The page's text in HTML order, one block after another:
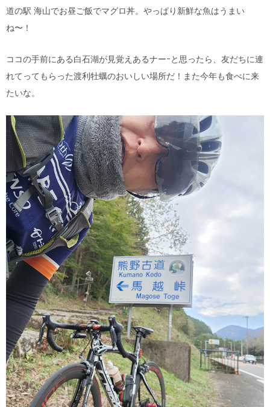
道の駅 海山でお昼ご飯でマグロ丼。やっぱり新鮮な魚はうまい
ね〜！
ココの手前にある白石湖が見覚えあるナーｰと思ったら、友だちに連
れてってもらった渡利牡蠣のおいしい場所だ！また今年も食べに来
たいな。